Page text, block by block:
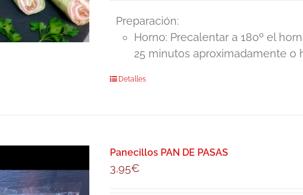
Preparación:
Horno: Precalentar a 180º el
25 minutos aproximadamente o
Detalles
Panecillos PAN DE PASAS
3,95€